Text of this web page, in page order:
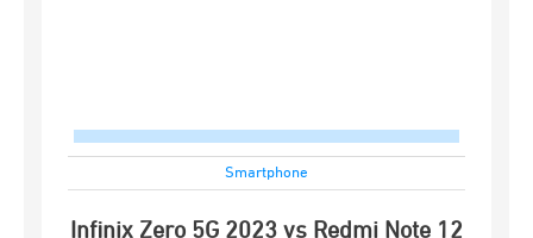
Smartphone
Infinix Zero 5G 2023 vs Redmi Note 12